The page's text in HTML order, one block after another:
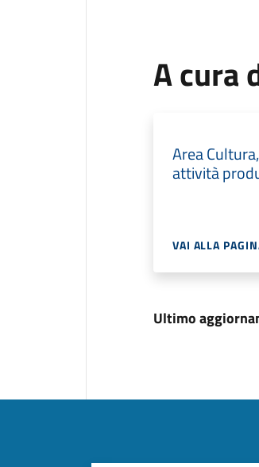
A cura
Area
attività
VAI ALLA
Ultimo